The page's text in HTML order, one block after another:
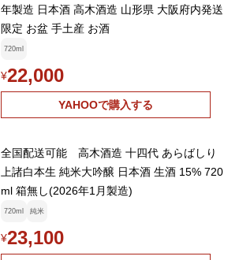
年製造 日本酒 高木酒造 山形県 大阪府内発送
限定 お盆 手土産 お酒
720ml
¥22,000
YAHOOで購入する
全国配送可能 高木酒造 十四代 あらばしり
上諸白本生 純米大吟醸 日本酒 生酒 15% 720
ml 箱無し(2026年1月製造)
720ml 純米
¥23,100